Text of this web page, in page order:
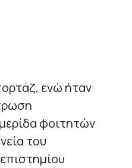
ενώ ήταν
φοιτητών
του